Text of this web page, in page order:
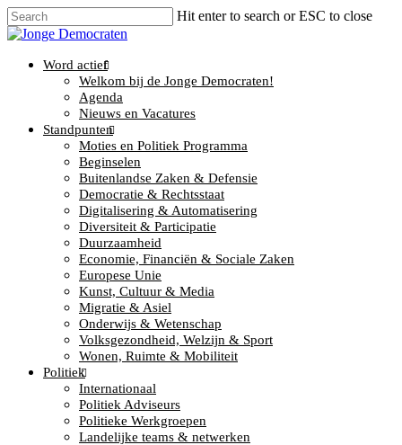
Hit enter to search or ESC to close
Word actief
Welkom bij de Jonge Democraten!
Agenda
Nieuws en Vacatures
Standpunten
Moties en Politiek Programma
Beginselen
Buitenlandse Zaken & Defensie
Democratie & Rechtsstaat
Digitalisering & Automatisering
Diversiteit & Participatie
Duurzaamheid
Economie, Financiën & Sociale Zaken
Europese Unie
Kunst, Cultuur & Media
Migratie & Asiel
Onderwijs & Wetenschap
Volksgezondheid, Welzijn & Sport
Wonen, Ruimte & Mobiliteit
Politiek
Internationaal
Politiek Adviseurs
Politieke Werkgroepen
Landelijke teams & netwerken